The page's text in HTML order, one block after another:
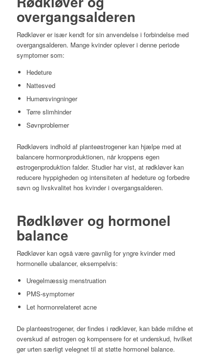
overgangsalderen
Rødkløver er især kendt for sin anvendelse i forbindelse med
overgangsalderen. Mange kvinder oplever i denne periode
symptomer som:
Hedeture
Nattesved
Humørsvingninger
Tørre slimhinder
Søvnproblemer
Rødkløvers indhold af planteøstrogener kan hjælpe med at
balancere hormonproduktionen, når kroppens egen
østrogenproduktion falder. Studier har vist, at rødkløver kan
reducere hyppigheden og intensiteten af hedeture og forbedre
søvn og livskvalitet hos kvinder i overgangsalderen.
Rødkløver og hormonel
balance
Rødkløver kan også være gavnlig for yngre kvinder med
hormonelle ubalancer, eksempelvis:
Uregelmæssig menstruation
PMS-symptomer
Let hormonrelateret acne
De planteøstrogener, der findes i rødkløver, kan både mildne et
overskud af østrogen og kompensere for et underskud, hvilket
gør urten særligt velegnet til at støtte hormonel balance.